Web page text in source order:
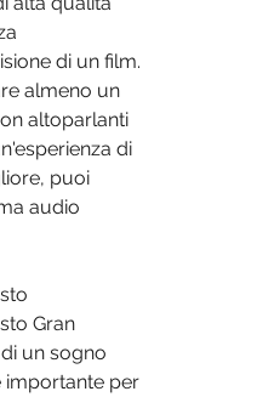
di un film.
almeno un
altoparlanti
di
puoi
audio
un sogno
importante per